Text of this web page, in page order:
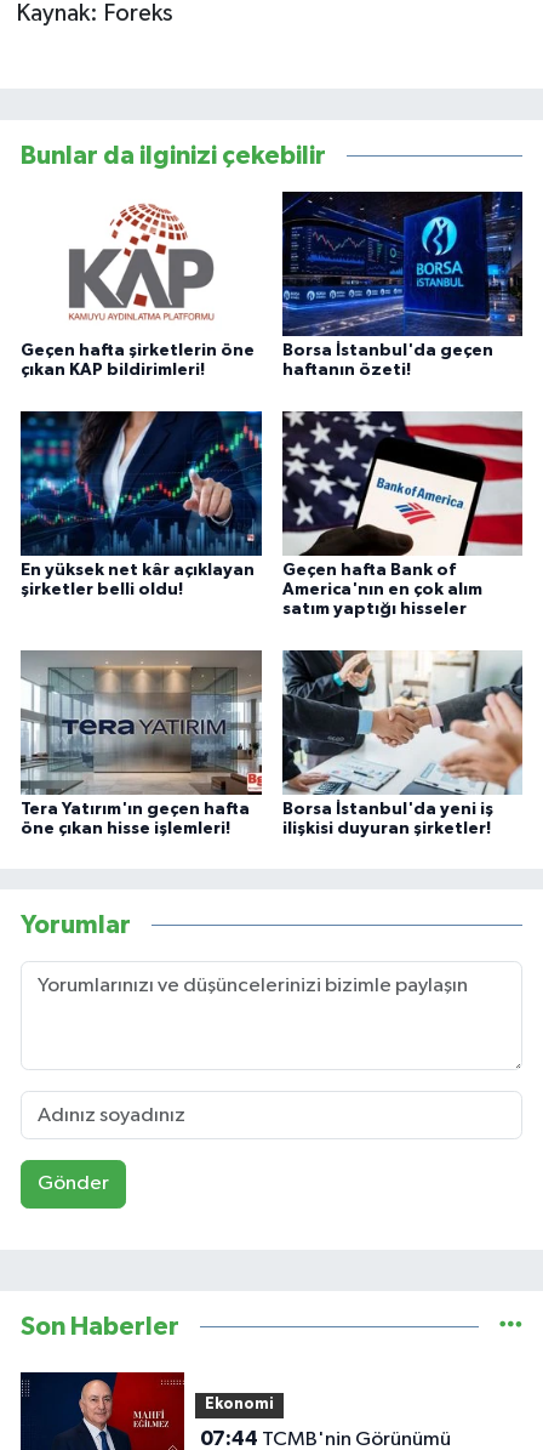
Kaynak: Foreks
Bunlar da ilginizi çekebilir
Geçen hafta şirketlerin öne
çıkan KAP bildirimleri!
Borsa İstanbul'da geçen
haftanın özeti!
En yüksek net kâr açıklayan
şirketler belli oldu!
Geçen hafta Bank of
America'nın en çok alım
satım yaptığı hisseler
Tera Yatırım'ın geçen hafta
öne çıkan hisse işlemleri!
Borsa İstanbul'da yeni iş
ilişkisi duyuran şirketler!
Yorumlar
Gönder
Son Haberler
Ekonomi
07:44 TCMB'nin Görünümü